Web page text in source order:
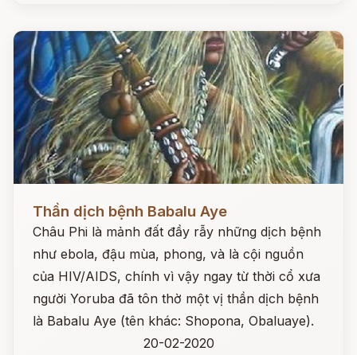
Đọc ngay
Thần dịch bệnh Babalu Aye
Châu Phi là mảnh đất đầy rẫy những dịch bệnh
như ebola, đậu mùa, phong, và là cội nguồn
của HIV/AIDS, chính vì vậy ngay từ thời cổ xưa
người Yoruba đã tôn thờ một vị thần dịch bệnh
là Babalu Aye (tên khác: Shopona, Obaluaye).
20-02-2020